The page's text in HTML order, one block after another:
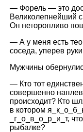
— Форель — это
Великолепнейший
Он неторопливо
— А у меня есть
соседа, уперев
Мужчины
— Кто тот
совершенно
происходит? Кто
в котором
_г_о_в_о_р_и_т,
рыбалке?